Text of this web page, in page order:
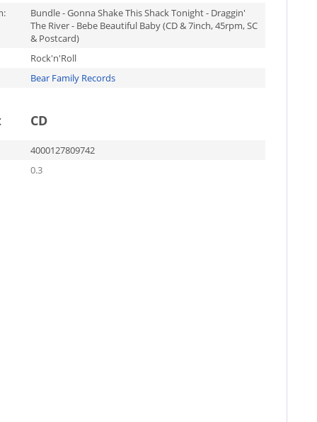
Bundle - Gonna Shake This Shack Tonight - Draggin'
The River - Bebe Beautiful Baby (CD & 7inch, 45rpm, SC
& Postcard)
Rock'n'Roll
Bear Family Records
CD
4000127809742
0.3